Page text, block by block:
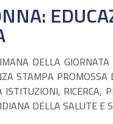
DELLA
STAMPA PROMOSSA
RICERCA,
DELLA SALUTE E